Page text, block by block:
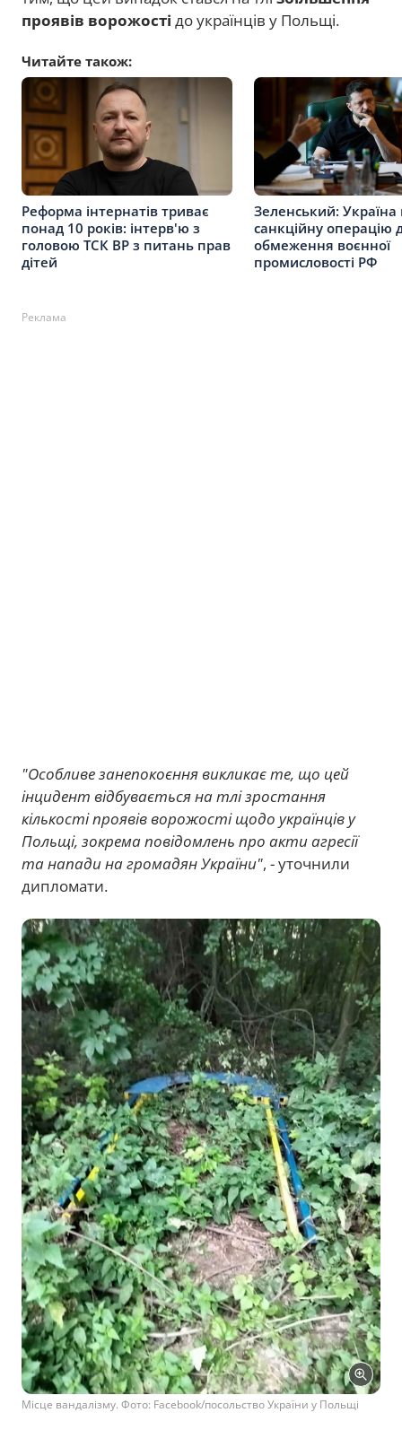
проявів ворожості до українців у Польщі.
Читайте також:
Реформа інтернатів триває
понад 10 років: інтерв'ю з
головою ТСК ВР з питань прав
дітей
Зеленський: Україна
санкційну операцію
обмеження воєнної
промисловості РФ
Реклама
"Особливе занепокоєння викликає те, що цей
інцидент відбувається на тлі зростання
кількості проявів ворожості щодо українців у
Польщі, зокрема повідомлень про акти агресії
та напади на громадян України", - уточнили
дипломати.
Місце вандалізму. Фото: Facebook/посольство України у Польщі